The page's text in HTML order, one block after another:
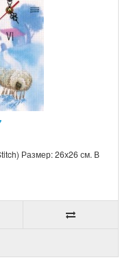
Размер: 26х26 см. В